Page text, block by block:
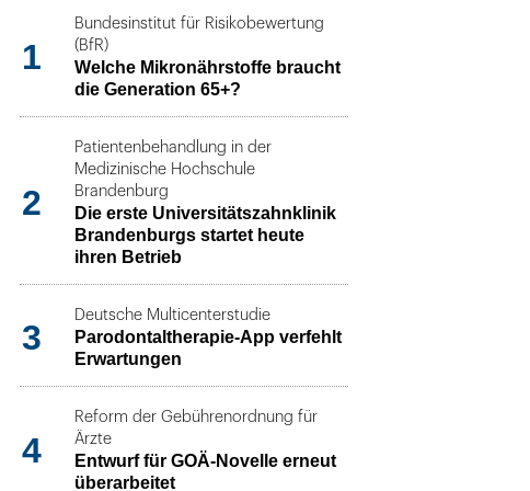
1
Bundesinstitut für Risikobewertung
(BfR)
Welche Mikronährstoffe braucht
die Generation 65+?
2
Patientenbehandlung in der
Medizinische Hochschule
Brandenburg
Die erste Universitätszahnklinik
Brandenburgs startet heute
ihren Betrieb
3
Deutsche Multicenterstudie
Parodontaltherapie-App verfehlt
Erwartungen
4
Reform der Gebührenordnung für
Ärzte
Entwurf für GOÄ-Novelle erneut
überarbeitet